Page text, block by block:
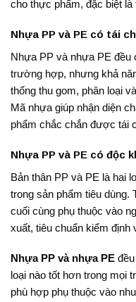
cho thực phẩm, đặc biệt là
Nhựa PP và PE có tái
Nhựa PP và nhựa PE đều
trường hợp, nhưng khả
thống thu gom, phân loại
Mã nhựa giúp nhận diện
phẩm chắc chắn được tái
Nhựa PP và PE có độc
Bản thân PP và PE là hai
trong sản phẩm tiêu dùng.
cuối cùng phụ thuộc vào
xuất, tiêu chuẩn kiểm
Nhựa PP và nhựa PE
loại nào tốt hơn trong mọi
phù hợp phụ thuộc vào